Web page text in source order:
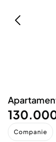
Servicii
Animale
Afaceri și
Inchiriere
Utilaje
Piese
Companie